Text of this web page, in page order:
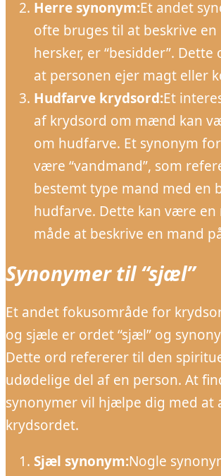
Herre synonym:Et andet
ofte bruges til at beskrive en
hersker, er “besidder”. Dette
at personen ejer magt eller
Hudfarve krydsord:Et
af krydsord om mænd kan
om hudfarve. Et synonym
være “vandmand”, som
bestemt type mand med en
hudfarve. Dette kan være en
måde at beskrive en mand
Synonymer til “sjæl”
Et andet fokusområde for
og sjæle er ordet “sjæl” og
Dette ord refererer til den
udødelige del af en person. At
synonymer vil hjælpe dig med at
krydsordet.
Sjæl synonym:Nogle